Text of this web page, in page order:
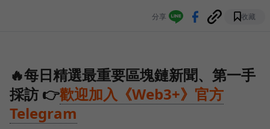
分享 收藏
🔥每日精選最重要區塊鏈新聞、第一手
採訪 👉歡迎加入《Web3+》官方
Telegram